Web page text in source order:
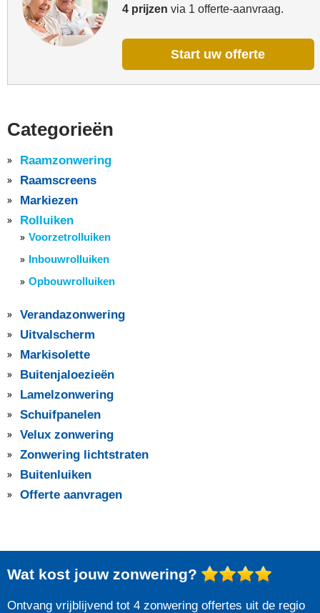
4 prijzen via 1 offerte-aanvraag.
Start uw offerte
Categorieën
Raamzonwering
Raamscreens
Markiezen
Rolluiken
Voorzetrolluiken
Inbouwrolluiken
Opbouwrolluiken
Verandazonwering
Uitvalscherm
Markisolette
Buitenjaloezieën
Lamelzonwering
Schuifpanelen
Velux zonwering
Zonwering lichtstraten
Buitenluiken
Offerte aanvragen
Wat kost jouw zonwering?
Ontvang vrijblijvend tot 4 zonwering offertes uit de regio